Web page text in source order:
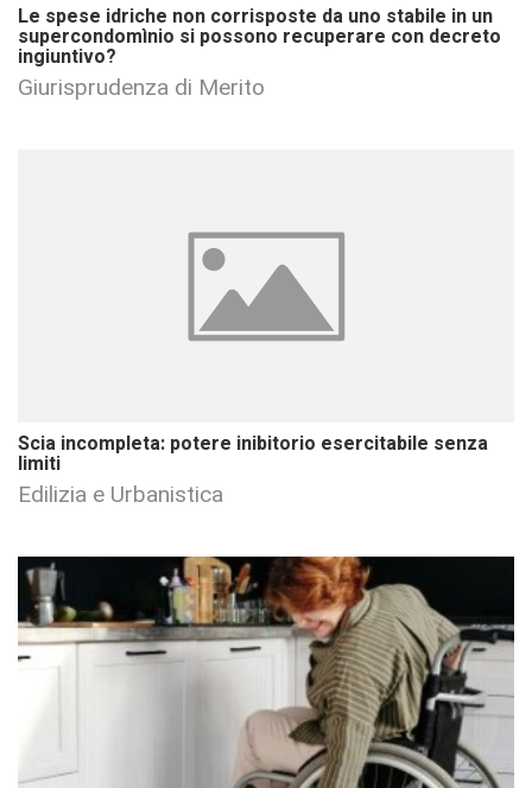
Le spese idriche non corrisposte da uno stabile in un
supercondomìnio si possono recuperare con decreto
ingiuntivo?
Giurisprudenza di Merito
Scia incompleta: potere inibitorio esercitabile senza
limiti
Edilizia e Urbanistica